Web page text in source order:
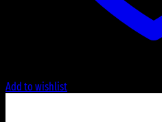
Add to wishlist